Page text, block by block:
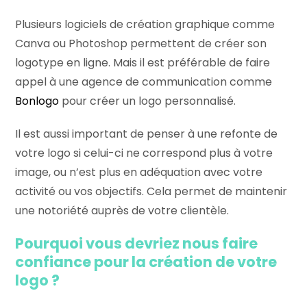
Plusieurs logiciels de création graphique comme
Canva ou Photoshop permettent de créer son
logotype en ligne. Mais il est préférable de faire
appel à une agence de communication comme
Bonlogo pour créer un logo personnalisé.
Il est aussi important de penser à une refonte de
votre logo si celui-ci ne correspond plus à votre
image, ou n’est plus en adéquation avec votre
activité ou vos objectifs. Cela permet de maintenir
une notoriété auprès de votre clientèle.
Pourquoi vous devriez nous faire
confiance pour la création de votre
logo ?